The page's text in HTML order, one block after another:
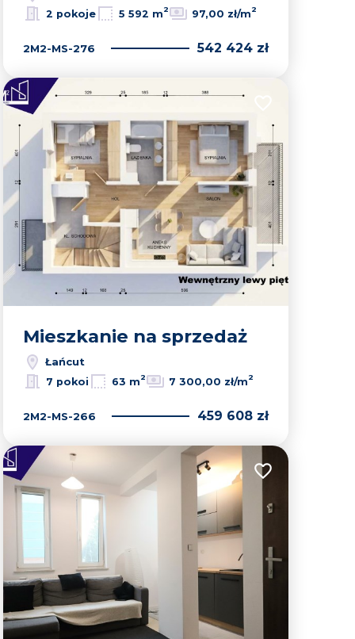
2 pokoje 5 592 m2 97,00 zł/m2
2M2-MS-276 542 424 zł
Mieszkanie na sprzedaż
Łańcut
7 pokoi 63 m2 7 300,00 zł/m2
2M2-MS-266 459 608 zł
Dodaj do